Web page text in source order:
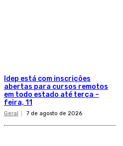
Idep está com inscrições
abertas para cursos remotos
em todo estado até terça –
feira, 11
Geral 7 de agosto de 2026